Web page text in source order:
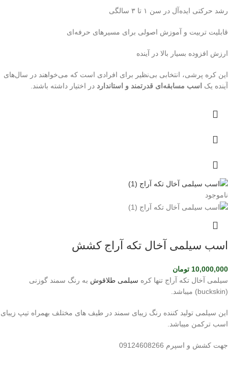
رشد حرکتی ایده‌آل در سن ۱ تا ۳ سالگی
قابلیت تربیت و آموزش اصولی برای مسیرهای حرفه‌ای
ارزش افزوده بسیار بالا در آینده
این کره پرشی، انتخابی بی‌نظیر برای افرادی است که می‌خواهند در سال‌های
آینده یک
اسب مسابقه‌ای قدرتمند و استاندارد در اختیار داشته باشند.
ناموجود
اسب سیلمی آخال تکه آراج کشش
10,000,000 تومان
سیلمی آخال تکه آراج تنها کره سیلمی طلاقوش به رنگ سمند گوزنی
(buckskin) میباشد.
این سیلمی تولید کننده رنگ زیبای سمند در طیف های مختلف بهمراه تیپ زیبای
اسب ترکمن میباشد.
جهت کشش و اسپرم 09124608266